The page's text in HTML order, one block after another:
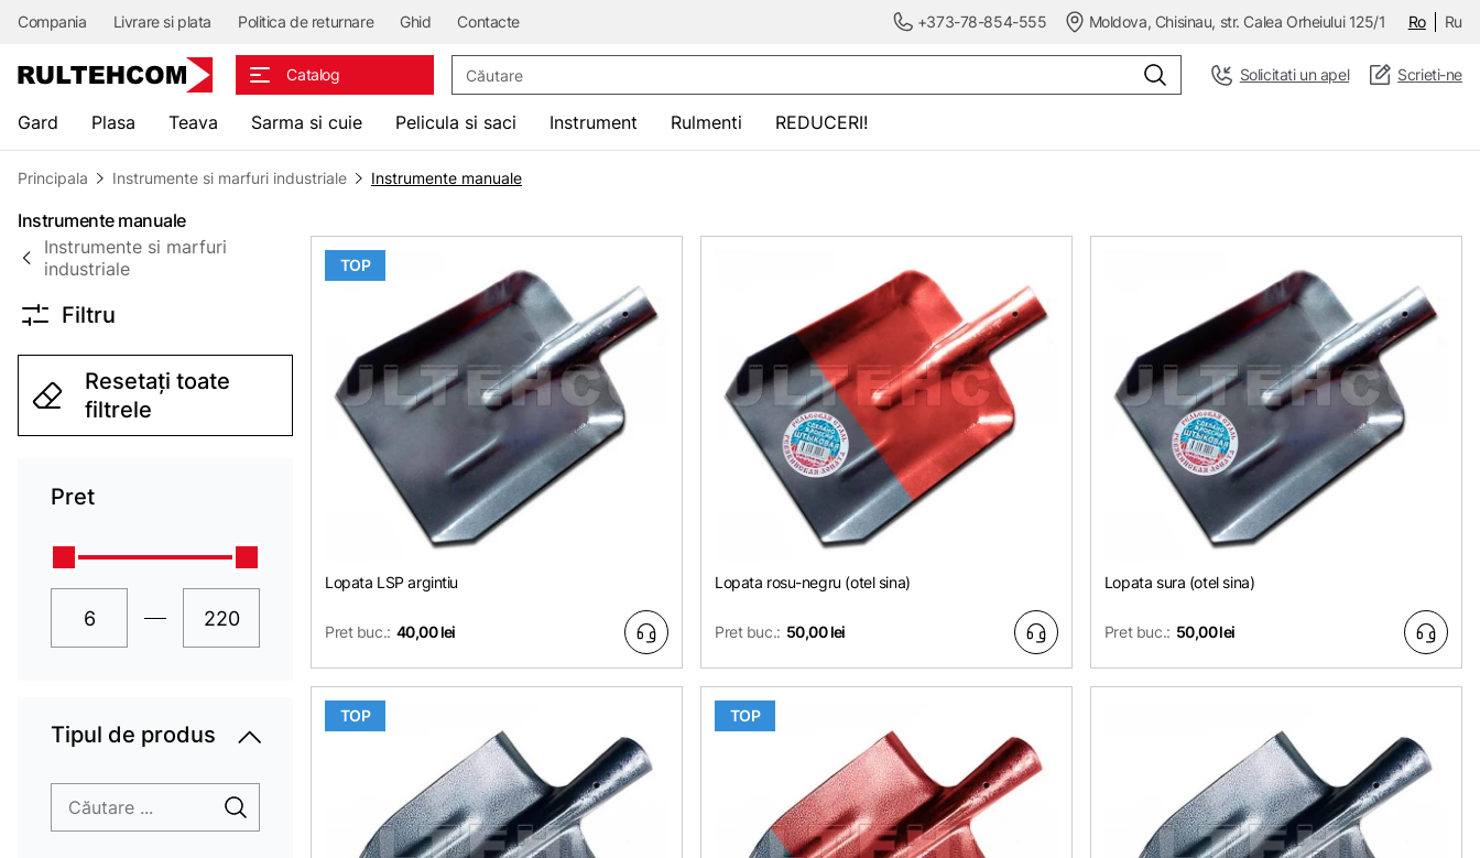
Compania Livrare si plata Politica de returnare Ghid Contacte +373-78-854-555 Moldova, Chisinau, str. Calea Orheiului 125/1 Ro Ru
Catalog Solicitati un apel Scrieti-ne
Gard Plasa Teava Sarma si cuie Pelicula si saci Instrument Rulmenti REDUCERI!
Principala Instrumente si marfuri industriale Instrumente manuale
Instrumente manuale
Instrumente si marfuri
industriale
Filtru
Resetați toate
filtrele
Pret
Tipul de produs
TOP
Lopata LSP argintiu
Pret buc.: 40,00 lei
Lopata rosu-negru (otel sina)
Pret buc.: 50,00 lei
Lopata sura (otel sina)
Pret buc.: 50,00 lei
TOP TOP